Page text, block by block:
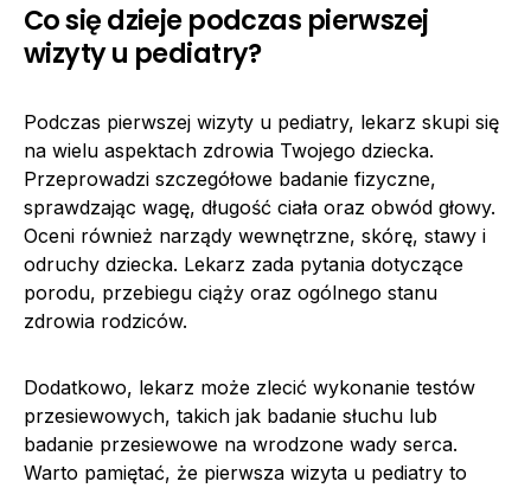
Co się dzieje podczas pierwszej
wizyty u pediatry?
Podczas pierwszej wizyty u pediatry, lekarz skupi się
na wielu aspektach zdrowia Twojego dziecka.
Przeprowadzi szczegółowe badanie fizyczne,
sprawdzając wagę, długość ciała oraz obwód głowy.
Oceni również narządy wewnętrzne, skórę, stawy i
odruchy dziecka. Lekarz zada pytania dotyczące
porodu, przebiegu ciąży oraz ogólnego stanu
zdrowia rodziców.
Dodatkowo, lekarz może zlecić wykonanie testów
przesiewowych, takich jak badanie słuchu lub
badanie przesiewowe na wrodzone wady serca.
Warto pamiętać, że pierwsza wizyta u pediatry to